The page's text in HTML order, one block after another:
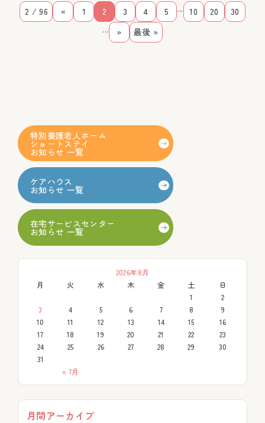
2 / 96 « 1 2 3 4 5 ... 10 20
30
...
» 最後 »
特別養護老人ホーム
ショートステイ
お知らせ 一覧
ケアハウス
お知らせ 一覧
在宅サービスセンター
お知らせ 一覧
2026年8月
月
火 水 木 金 土 日
« 7月
1
2
3
4 5 6 7 8
9
10
11 12 13 14 15
16
17
18 19 20 21 22
23
24
25 26 27 28 29
30
31
月間アーカイブ